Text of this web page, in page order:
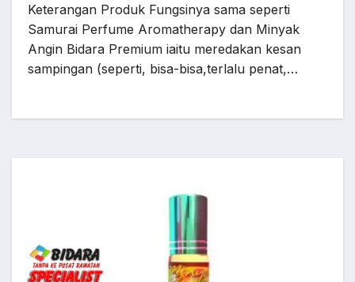
Keterangan Produk Fungsinya sama seperti
Samurai Perfume Aromatherapy dan Minyak
Angin Bidara Premium iaitu meredakan kesan
sampingan (seperti, bisa-bisa,terlalu penat,…